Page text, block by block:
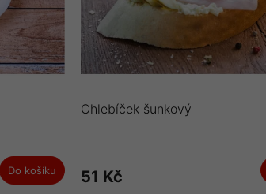
Do košíku
Chlebíček šunkový
51 Kč